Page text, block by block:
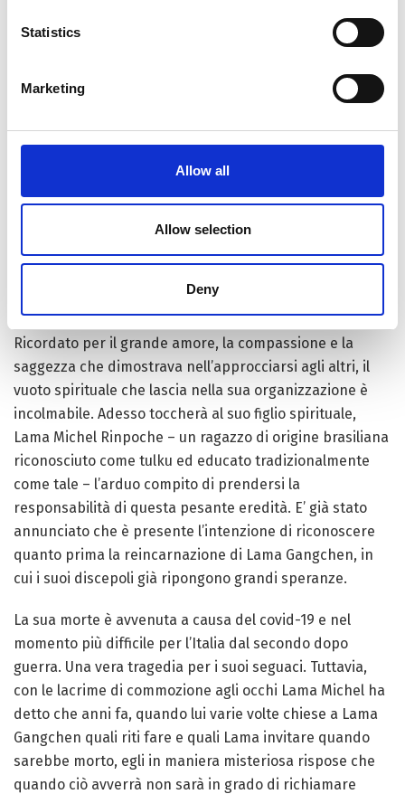
Statistics
Marketing
Allow all
Allow selection
Deny
umanitaria da lui fondata, chiamata Lama Gangchen
World Peace Foundation, era associata all’ONU e lanciò
la creazione di un Forum spirituale permanente per la
pace mondiale. Da ricordare anche l’importante ruolo
dell’Unione Buddhista Italiana, associazione
riconosciuta dallo Stato Italiano.
Lama Gangchen era seguito anche da importanti
personaggi del mondo dello spettacolo, tra i quali Marco
Columbro ed il regista Emanuele Caruso. Quest’ultimo, di
Ricordato per il grande amore, la compassione e la
saggezza che dimostrava nell’approcciarsi agli altri, il
vuoto spirituale che lascia nella sua organizzazione è
incolmabile. Adesso toccherà al suo figlio spirituale,
Lama Michel Rinpoche – un ragazzo di origine brasiliana
riconosciuto come tulku ed educato tradizionalmente
come tale – l’arduo compito di prendersi la
responsabilità di questa pesante eredità. E’ già stato
annunciato che è presente l’intenzione di riconoscere
quanto prima la reincarnazione di Lama Gangchen, in
cui i suoi discepoli già ripongono grandi speranze.
La sua morte è avvenuta a causa del covid-19 e nel
momento più difficile per l’Italia dal secondo dopo
guerra. Una vera tragedia per i suoi seguaci. Tuttavia,
con le lacrime di commozione agli occhi Lama Michel ha
detto che anni fa, quando lui varie volte chiese a Lama
Gangchen quali riti fare e quali Lama invitare quando
sarebbe morto, egli in maniera misteriosa rispose che
quando ciò avverrà non sarà in grado di richiamare